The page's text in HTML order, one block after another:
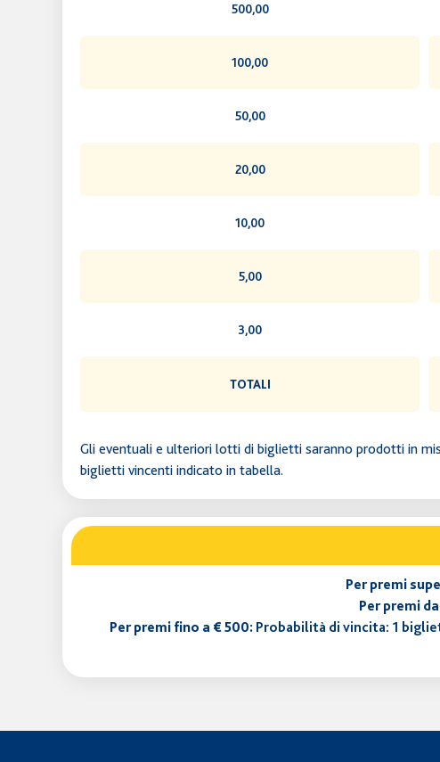
500,00
100,00
50,00
20,00
10,00
5,00
3,00
TOTALI
Gli eventuali e ulteriori lotti di biglietti saranno prodotti in
biglietti vincenti indicato in tabella.
Per premi
Per premi
Per premi fino a € 500: Probabilità di vincita: 1